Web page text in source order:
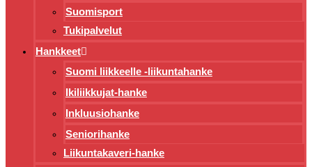
Suomisport
Tukipalvelut
Hankkeet
Suomi liikkeelle -liikuntahanke
Ikiliikkujat-hanke
Inkluusiohanke
Seniorihanke
Liikuntakaveri-hanke